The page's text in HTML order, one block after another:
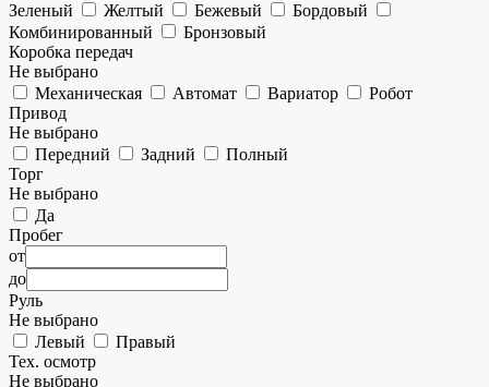
Зеленый
Желтый Бежевый
Бордовый
Комбинированный
Бронзовый
Коробка передач
Не выбрано
Механическая
Автомат Вариатор
Робот
Привод
Не выбрано
Передний
Задний
Полный
Торг
Не выбрано
Да
Пробег
от
до
Руль
Не выбрано
Левый
Правый
Тех. осмотр
Не выбрано